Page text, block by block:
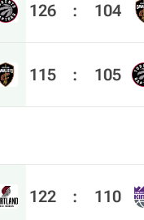
126 : 104
115 : 105
122 : 110